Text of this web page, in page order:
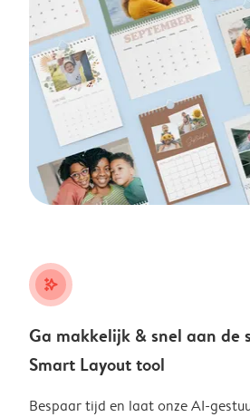
stars_plus
Ga makkelijk & snel aan de
Smart Layout tool
Bespaar tijd en laat onze AI-